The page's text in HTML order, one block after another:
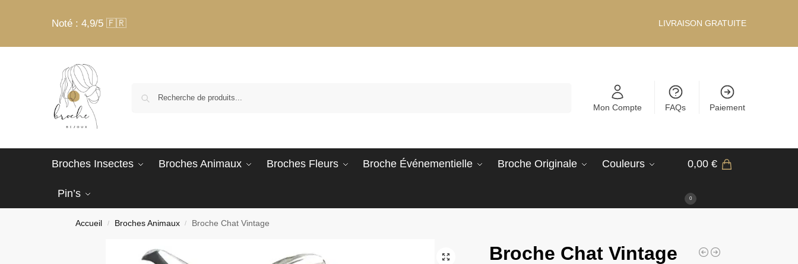
Noté : 4,9/5 🇫🇷 LIVRAISON GRATUITE
Mon Compte FAQs Paiement
Broches Insectes Broches Animaux Broches Fleurs Broche Événementielle Broche Originale Couleurs
Pin’s
0,00€
0
Accueil / Broches Animaux / Broche Chat Vintage
Broche Chat Vintage